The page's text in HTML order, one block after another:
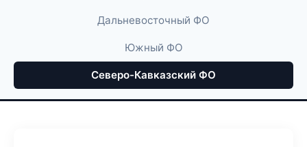
Дальневосточный ФО
Южный ФО
Северо-Кавказский ФО